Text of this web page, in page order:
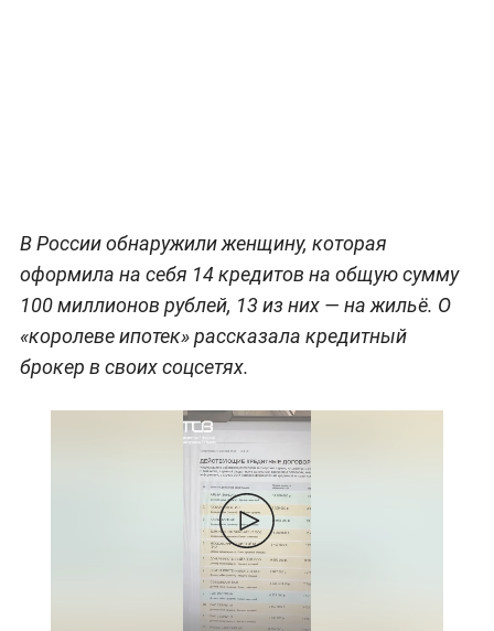
В России обнаружили женщину, которая
оформила на себя 14 кредитов на общую сумму
100 миллионов рублей, 13 из них — на жильё. О
«королеве ипотек» рассказала кредитный
брокер в своих соцсетях.